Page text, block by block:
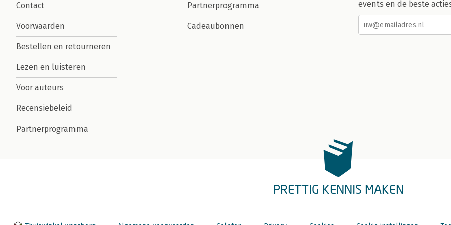
Contact
Voorwaarden
Bestellen en retourneren
Lezen en luisteren
Voor auteurs
Recensiebeleid
Partnerprogramma
Partnerprogramma
Cadeaubonnen
events en de beste
PRETTIG KENNIS MAKEN